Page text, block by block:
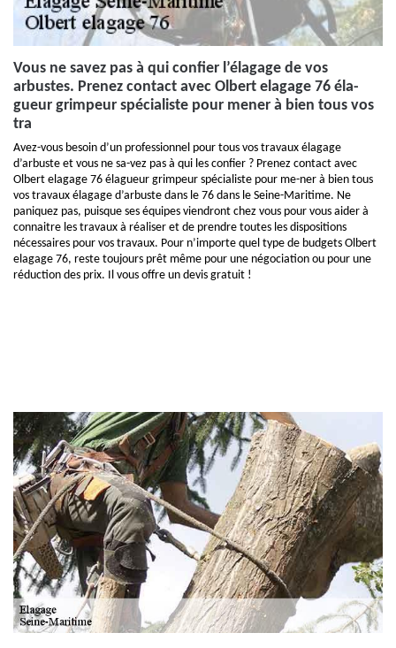
Vous ne savez pas à qui confier l’élagage de vos
arbustes. Prenez contact avec Olbert elagage 76 éla-
gueur grimpeur spécialiste pour mener à bien tous vos
tra
Avez-vous besoin d’un professionnel pour tous vos travaux élagage
d’arbuste et vous ne sa-vez pas à qui les confier ? Prenez contact avec
Olbert elagage 76 élagueur grimpeur spécialiste pour me-ner à bien tous
vos travaux élagage d’arbuste dans le 76 dans le Seine-Maritime. Ne
paniquez pas, puisque ses équipes viendront chez vous pour vous aider à
connaitre les travaux à réaliser et de prendre toutes les dispositions
nécessaires pour vos travaux. Pour n’importe quel type de budgets Olbert
elagage 76, reste toujours prêt même pour une négociation ou pour une
réduction des prix. Il vous offre un devis gratuit !